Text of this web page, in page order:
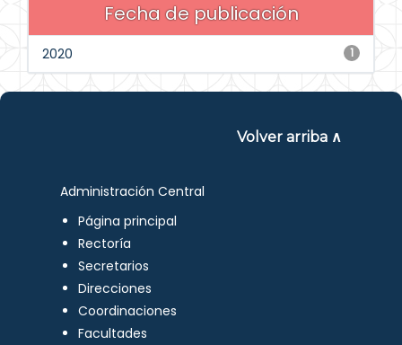
Fecha de publicación
1
2020
Volver arriba ∧
Administración Central
Página principal
Rectoría
Secretarios
Direcciones
Coordinaciones
Facultades